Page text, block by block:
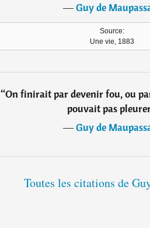
―Guy de
Source:
Une vie, 1883
“On finirait par devenir fou, ou
pouvait pas
―Guy de
Toutes les citations de